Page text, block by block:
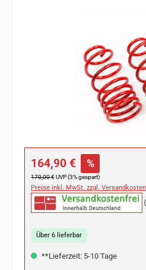
Verkaufspreis:
164,90 € %
Regulärer Preis:
170,00 €UVP (3% gespart)
Preise inkl. MwSt. zzgl. Versandkosten
Über 6 lieferbar
**Lieferzeit: 5-10 Tage